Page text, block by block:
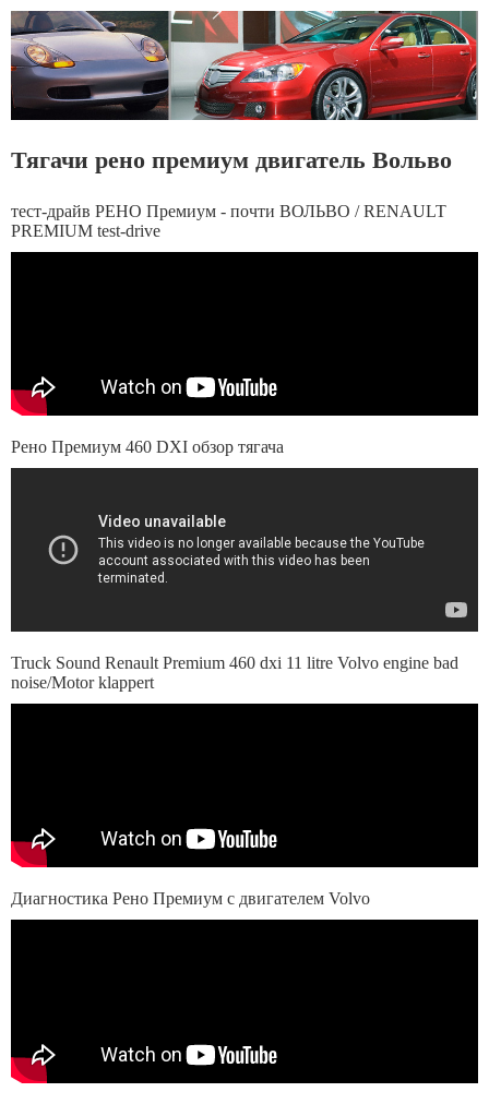
Тягачи рено премиум двигатель Вольво
тест-драйв РЕНО Премиум - почти ВОЛЬВО / RENAULT
PREMIUM test-drive
Рено Премиум 460 DXI обзор тягача
Truck Sound Renault Premium 460 dxi 11 litre Volvo engine bad
noise/Motor klappert
Диагностика Рено Премиум с двигателем Volvo